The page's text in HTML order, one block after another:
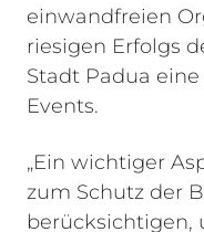
einwandfreien
riesigen Erfolgs
Stadt Padua
Events.
„Ein wichtiger
zum Schutz der
berücksichtigen,